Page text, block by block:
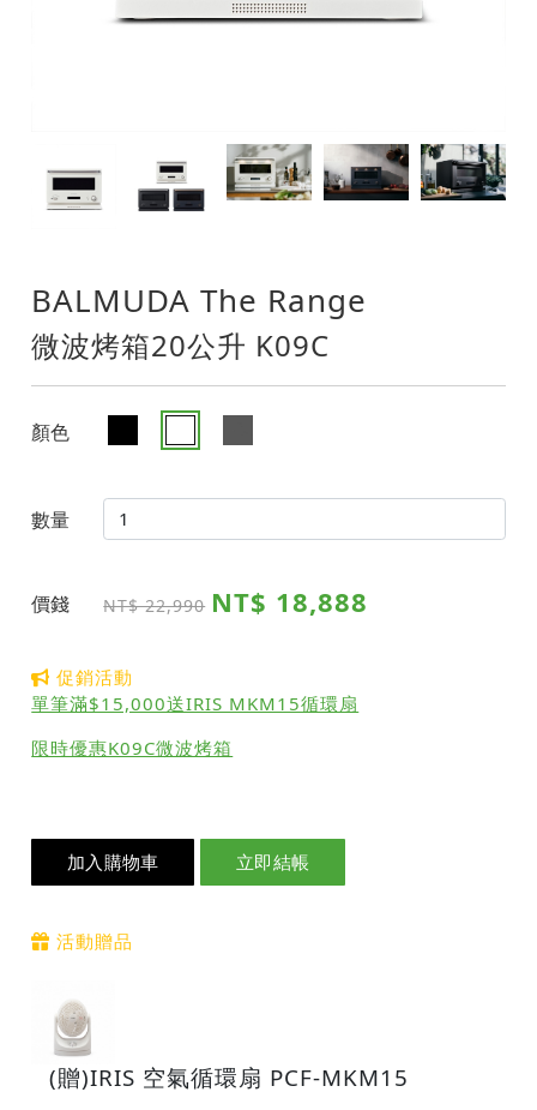
BALMUDA The Range
微波烤箱20公升 K09C
顏色
數量
價錢 NT$ 22,990 NT$ 18,888
促銷活動
單筆滿$15,000送IRIS MKM15循環扇
限時優惠K09C微波烤箱
加入購物車 立即結帳
活動贈品
(贈)IRIS 空氣循環扇 PCF-MKM15